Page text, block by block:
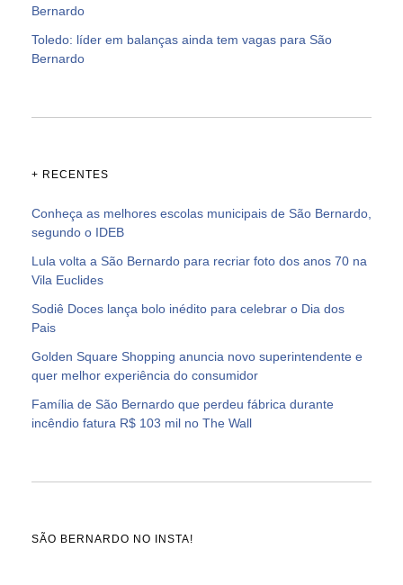
Bernardo
Toledo: líder em balanças ainda tem vagas para São
Bernardo
+ RECENTES
Conheça as melhores escolas municipais de São Bernardo,
segundo o IDEB
Lula volta a São Bernardo para recriar foto dos anos 70 na
Vila Euclides
Sodiê Doces lança bolo inédito para celebrar o Dia dos
Pais
Golden Square Shopping anuncia novo superintendente e
quer melhor experiência do consumidor
Família de São Bernardo que perdeu fábrica durante
incêndio fatura R$ 103 mil no The Wall
SÃO BERNARDO NO INSTA!